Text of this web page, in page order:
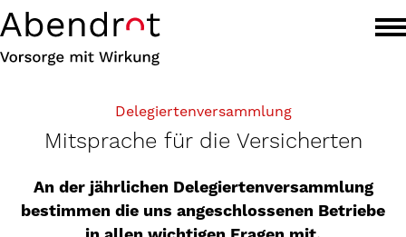
Delegiertenversammlung
Mitsprache für die Versicherten
An der jährlichen Delegiertenversammlung
bestimmen die uns angeschlossenen Betriebe